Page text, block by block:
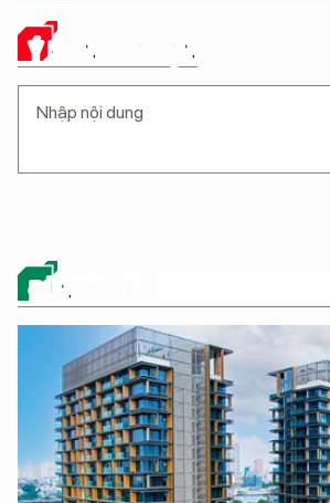
Ý KIẾN CỦA BẠN
ĐỪNG BỎ LỠ